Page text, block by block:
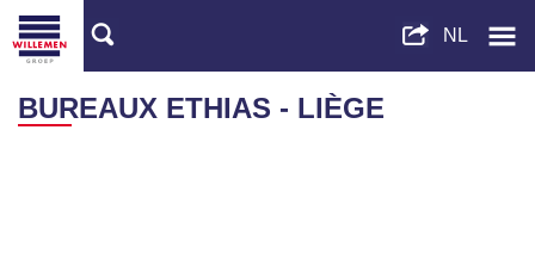
BUREAUX ETHIAS - LIÈGE